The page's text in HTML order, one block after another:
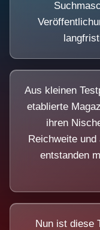
Aus kleinen
etablierte
ihren
Reichweite
entstanden
Nun ist diese